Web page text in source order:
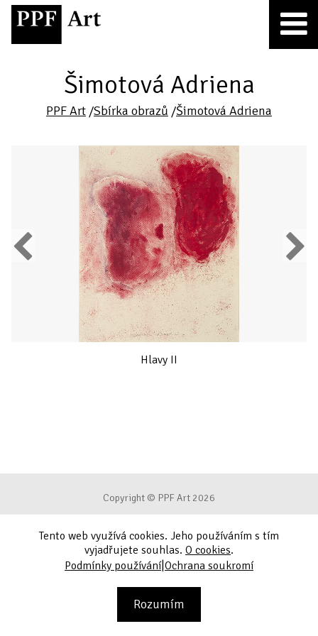
Šimotová Adriena
PPF Art /Sbírka obrazů /Šimotová Adriena
Previous
Hlavy II
Next
Copyright © PPF Art 2026
Podmínky používání
Ochrana soukromí
Tento web využívá cookies. Jeho používáním s tím
vyjadřujete souhlas. O cookies.
Podmínky používání|Ochrana soukromí
Rozumím